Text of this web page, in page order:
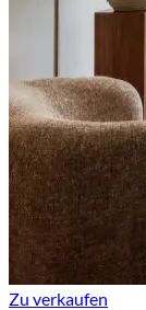
Zu verkaufen